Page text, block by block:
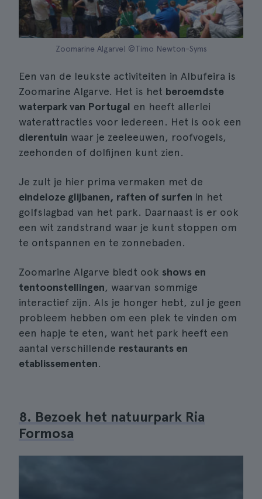
Zoomarine Algarve| ©Timo Newton-Syms
Een van de leukste activiteiten in Albufeira is
Zoomarine Algarve. Het is het beroemdste
waterpark van Portugal en heeft allerlei
waterattracties voor iedereen. Het is ook een
dierentuin waar je zeeleeuwen, roofvogels,
zeehonden of dolfijnen kunt zien.
Je zult je hier prima vermaken met de
eindeloze glijbanen, raften of surfen in het
golfslagbad van het park. Daarnaast is er ook
een wit zandstrand waar je kunt stoppen om
te ontspannen en te zonnebaden.
Zoomarine Algarve biedt ook shows en
tentoonstellingen, waarvan sommige
interactief zijn. Als je honger hebt, zul je geen
probleem hebben om een plek te vinden om
een hapje te eten, want het park heeft een
aantal verschillende restaurants en
etablissementen.
8. Bezoek het natuurpark Ria
Formosa